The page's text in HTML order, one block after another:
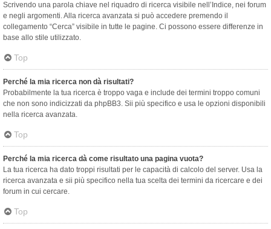
Scrivendo una parola chiave nel riquadro di ricerca visibile nell’Indice, nei forum
e negli argomenti. Alla ricerca avanzata si può accedere premendo il
collegamento “Cerca” visibile in tutte le pagine. Ci possono essere differenze in
base allo stile utilizzato.
Top
Perché la mia ricerca non dà risultati?
Probabilmente la tua ricerca è troppo vaga e include dei termini troppo comuni
che non sono indicizzati da phpBB3. Sii più specifico e usa le opzioni disponibili
nella ricerca avanzata.
Top
Perché la mia ricerca dà come risultato una pagina vuota?
La tua ricerca ha dato troppi risultati per le capacità di calcolo del server. Usa la
ricerca avanzata e sii più specifico nella tua scelta dei termini da ricercare e dei
forum in cui cercare.
Top